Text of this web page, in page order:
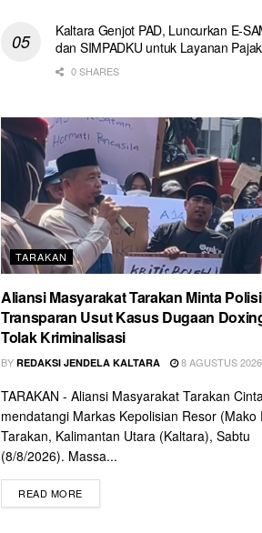
Kaltara Genjot PAD, Luncurkan E-
dan SIMPADKU untuk Layanan
0 SHARES
TARAKAN
Aliansi Masyarakat Tarakan Minta Polisi
Transparan Usut Kasus Dugaan
Tolak Kriminalisasi
BY REDAKSI JENDELA KALTARA 8 AGUSTUS 2026
TARAKAN - Aliansi Masyarakat Tarakan
mendatangi Markas Kepolisian Resor (Mako
Tarakan, Kalimantan Utara (Kaltara), Sabtu
(8/8/2026). Massa...
READ MORE